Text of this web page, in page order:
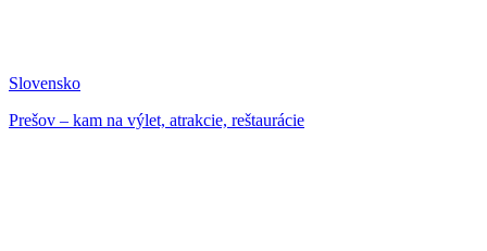
Slovensko
Prešov – kam na výlet, atrakcie, reštaurácie